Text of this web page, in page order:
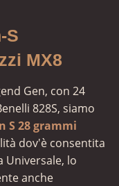
S
MX8
Gen, con 24
828S, siamo
S 28 grammi
dov'è consentita
Universale, lo
anche